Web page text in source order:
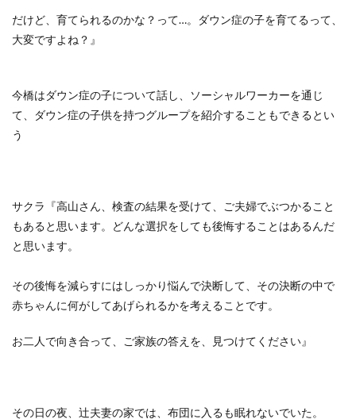
だけど、育てられるのかな？って…。ダウン症の子を育てるって、
大変ですよね？』
今橋はダウン症の子について話し、ソーシャルワーカーを通じ
て、ダウン症の子供を持つグループを紹介することもできるとい
う
サクラ『高山さん、検査の結果を受けて、ご夫婦でぶつかること
もあると思います。どんな選択をしても後悔することはあるんだ
と思います。
その後悔を減らすにはしっかり悩んで決断して、その決断の中で
赤ちゃんに何がしてあげられるかを考えることです。
お二人で向き合って、ご家族の答えを、見つけてください』
その日の夜、辻夫妻の家では、布団に入るも眠れないでいた。